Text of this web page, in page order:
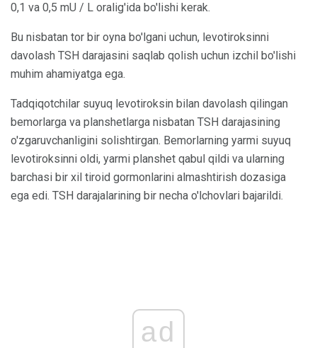
0,1 va 0,5 mU / L oralig'ida bo'lishi kerak.
Bu nisbatan tor bir oyna bo'lgani uchun, levotiroksinni
davolash TSH darajasini saqlab qolish uchun izchil bo'lishi
muhim ahamiyatga ega.
Tadqiqotchilar suyuq levotiroksin bilan davolash qilingan
bemorlarga va planshetlarga nisbatan TSH darajasining
o'zgaruvchanligini solishtirgan. Bemorlarning yarmi suyuq
levotiroksinni oldi, yarmi planshet qabul qildi va ularning
barchasi bir xil tiroid gormonlarini almashtirish dozasiga
ega edi. TSH darajalarining bir necha o'lchovlari bajarildi.
ad